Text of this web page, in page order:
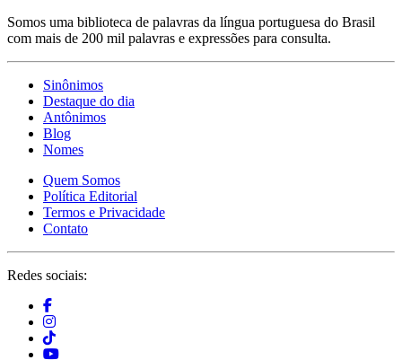
Somos uma biblioteca de palavras da língua portuguesa do Brasil
com mais de 200 mil palavras e expressões para consulta.
Sinônimos
Destaque do dia
Antônimos
Blog
Nomes
Quem Somos
Política Editorial
Termos e Privacidade
Contato
Redes sociais: